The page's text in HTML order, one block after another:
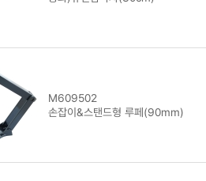
M609502
손잡이&스탠드형 루페(90mm)